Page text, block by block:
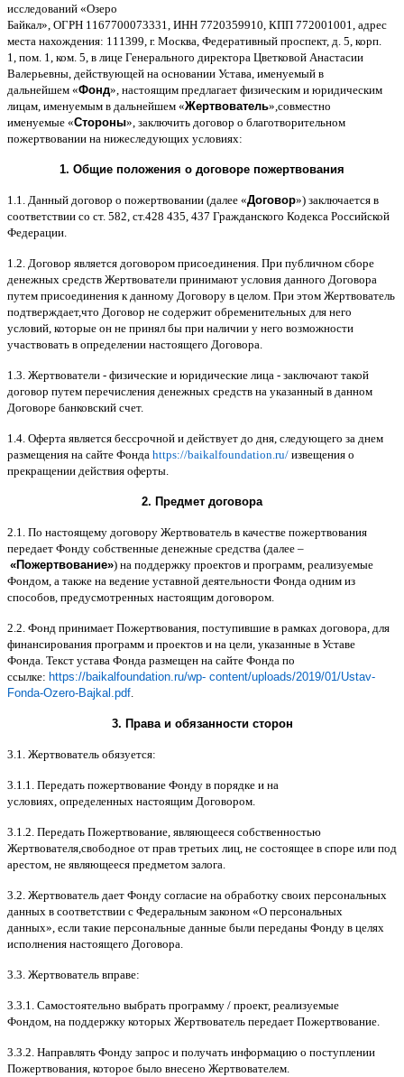
исследований «Озеро
Байкал», ОГРН 1167700073331, ИНН 7720359910, КПП 772001001, адрес
места нахождения: 111399, г. Москва Федеративный проспект, д . 5, корп
1, пом . 1, ком . 5, в лице Генерального директора Цветковой Анастасии
Валерьевны действующей на основании Устава именуемый в
дальнейшем «Фонд», настоящим предлагает физическим и юридическим
лицам именуемым в дальнейшем «Жертвователь», совместно
именуемые «Стороны», заключить договор o благотворительном
пожертвовании на нижеследующих условиях:
1. Общие положения o договоре пожертвования
1.1. Данный договор о пожертвовании (далее «Договор») заключается в
соответствии со ст. 582, ст.428 435, 437 Гражданского Кодекса Российской
Федерации
1.2. Договор является договором присоединения При публичном сборе
денежных средств Жертвователи принимают условия данного Договора
путем присоединения к данному Договору в целом При этом Жертвователь
подтверждает,что Договор не содержит обременительных для него
условий которые он не принял бы при наличии у него возможности
участвовать в определении настоящего Договора
1.3. Жертвователи - физические и юридические лица - заключают такой
договор путем перечисления денежных средств на указанный в данном
Договоре банковский счет.
1.4. Оферта является бессрочной и действует до дня следующего за днем
размещения на сайте Фонда https://baikalfoundation.ru/ извещения о
прекращении действия оферты
2. Предмет договора
2.1. По настоящему договору Жертвователь в качестве пожертвования
передает Фонду собственные денежные средства (далее –
«Пожертвование») на поддержку проектов и программ реализуемые
Фондом а также на ведение уставной деятельности Фонда одним из
способов предусмотренных настоящим договором
2.2. Фонд принимает Пожертвования поступившие в рамках договора для
финансирования программ и проектов и на цели указанные в Уставе
Фонда Текст устава Фонда размещен на сайте Фонда по
ссылке: https://baikalfoundation.ru/wp- content/uploads/2019/01/Ustav-
Fonda-Ozero-Bajkal.pdf
3. Права и обязанности сторон
3.1. Жертвователь обязуется:
3.1.1. Передать пожертвование Фонду в порядке и на
условиях определенных настоящим Договором
3.1.2. Передать Пожертвование являющееся собственностью
Жертвователя свободное от прав третьих лиц не состоящее в споре или под
арестом не являющееся предметом залога
3.2. Жертвователь дает Фонду согласие на обработку своих персональных
данных в соответствии с Федеральным законом «О персональных
данных», если такие персональные данные были переданы Фонду в целях
исполнения настоящего Договора
3.3. Жертвователь вправе:
3.3.1. Самостоятельно выбрать программу / проект, реализуемые
Фондом на поддержку которых Жертвователь передает Пожертвование
3.3.2. Направлять Фонду запрос и получать информацию о поступлении
Пожертвования которое было внесено Жертвователем